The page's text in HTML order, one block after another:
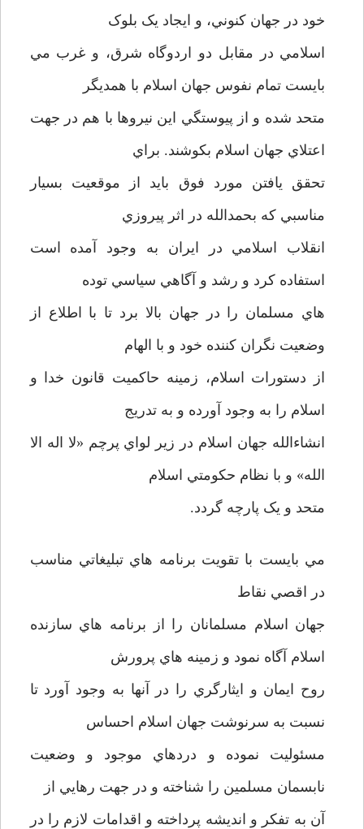
خود در جهان کنوني، و ايجاد يک بلوک
اسلامي در مقابل دو اردوگاه شرق، و غرب مي
بايست تمام نفوس جهان اسلام با همديگر
متحد شده و از پيوستگي اين نيروها با هم در جهت
اعتلاي جهان اسلام بکوشند. براي
تحقق يافتن مورد فوق بايد از موقعيت بسيار
مناسبي که بحمدالله در اثر پيروزي
انقلاب اسلامي در ايران به وجود آمده است
استفاده کرد و رشد و آگاهي سياسي توده
هاي مسلمان را در جهان بالا برد تا با اطلاع از
وضعيت نگران کننده خود و با الهام
از دستورات اسلام، زمينه حاکميت قانون خدا و
اسلام را به وجود آورده و به تدريج
انشاءالله جهان اسلام در زير لواي پرچم «لا اله الا
الله» و با نظام حکومتي اسلام
متحد و يک پارچه گردد.
مي بايست با تقويت برنامه هاي تبليغاتي مناسب
در اقصي نقاط
جهان اسلام مسلمانان را از برنامه هاي سازنده
اسلام آگاه نمود و زمينه هاي پرورش
روح ايمان و ايثارگري را در آنها به وجود آورد تا
نسبت به سرنوشت جهان اسلام احساس
مسئوليت نموده و دردهاي موجود و وضعيت
نابسمان مسلمين را شناخته و در جهت رهايي از
آن به تفکر و انديشه پرداخته و اقدامات لازم را در